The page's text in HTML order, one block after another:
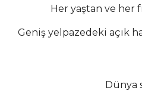
Her yaştan ve her
Geniş yelpazedeki açık
Dünya